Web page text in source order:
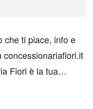
e Latina, per